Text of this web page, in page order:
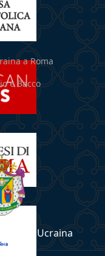
a Roma
e Bacco
Ucraina